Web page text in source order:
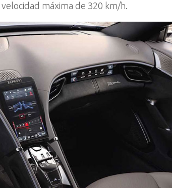
máxima de 320 km/h.